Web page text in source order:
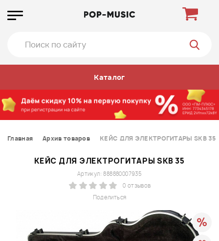
Каталог
Главная Архив товаров КЕЙС ДЛЯ ЭЛЕКТРОГИТАРЫ SKB 35
КЕЙС ДЛЯ ЭЛЕКТРОГИТАРЫ SKB 35
Поделиться
Артикул: 888880007935
0 отзывов